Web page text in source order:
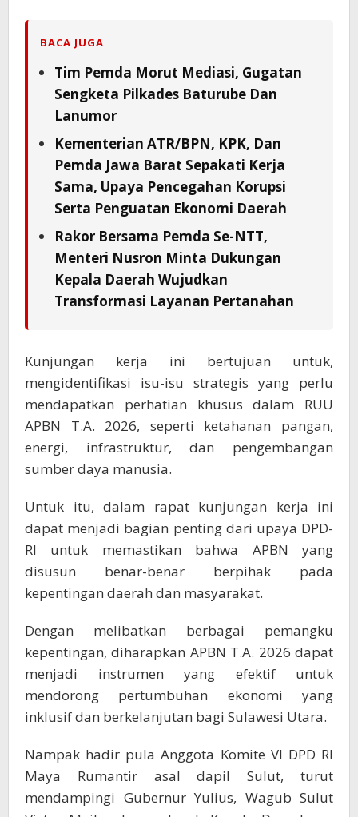
BACA JUGA
Tim Pemda Morut Mediasi, Gugatan
Sengketa Pilkades Baturube Dan
Lanumor
Kementerian ATR/BPN, KPK, Dan
Pemda Jawa Barat Sepakati Kerja
Sama, Upaya Pencegahan Korupsi
Serta Penguatan Ekonomi Daerah
Rakor Bersama Pemda Se-NTT,
Menteri Nusron Minta Dukungan
Kepala Daerah Wujudkan
Transformasi Layanan Pertanahan
Kunjungan kerja ini bertujuan untuk,
mengidentifikasi isu-isu strategis yang perlu
mendapatkan perhatian khusus dalam RUU
APBN T.A. 2026, seperti ketahanan pangan,
energi, infrastruktur, dan pengembangan
sumber daya manusia.
Untuk itu, dalam rapat kunjungan kerja ini
dapat menjadi bagian penting dari upaya DPD-
RI untuk memastikan bahwa APBN yang
disusun benar-benar berpihak pada
kepentingan daerah dan masyarakat.
Dengan melibatkan berbagai pemangku
kepentingan, diharapkan APBN T.A. 2026 dapat
menjadi instrumen yang efektif untuk
mendorong pertumbuhan ekonomi yang
inklusif dan berkelanjutan bagi Sulawesi Utara.
Nampak hadir pula Anggota Komite VI DPD RI
Maya Rumantir asal dapil Sulut, turut
mendampingi Gubernur Yulius, Wagub Sulut